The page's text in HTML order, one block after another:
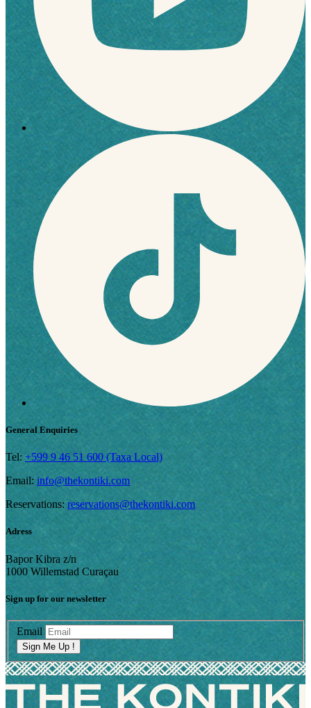
General Enquiries
Tel: +599 9 46 51 600 (Taxa Local)
Email: info@thekontiki.com
Reservations: reservations@thekontiki.com
Adress
Bapor Kibra z/n
1000 Willemstad Curaçau
Sign up for our newsletter
Email
Sign Me Up !